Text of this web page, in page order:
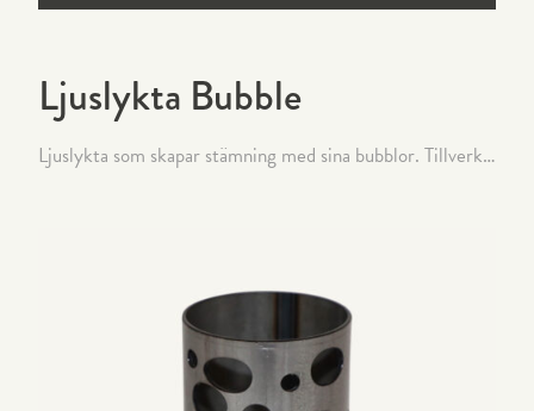
Ljuslykta Bubble
Ljuslykta som skapar stämning med sina bubblor. Tillverkad i klarlackat stål.